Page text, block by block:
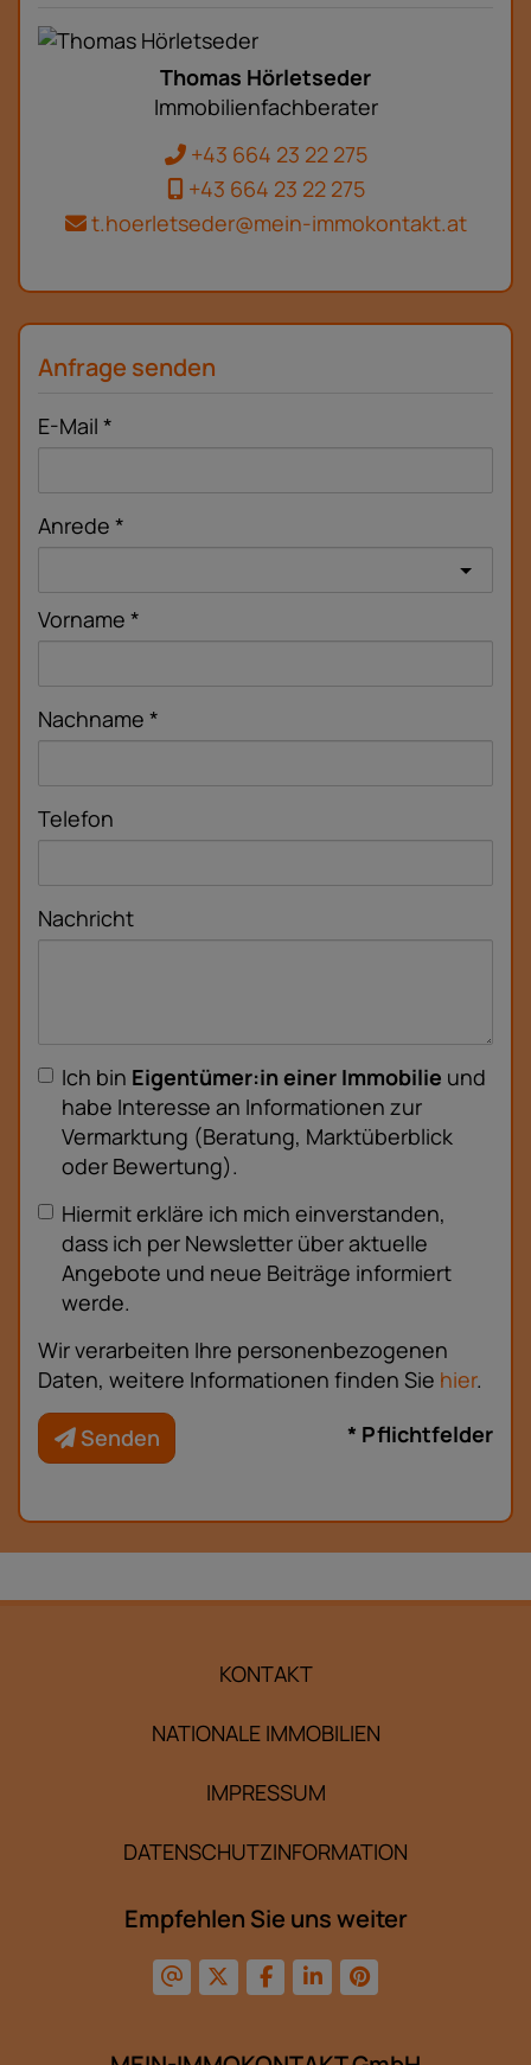
Thomas Hörletseder
Immobilienfachberater
+43 664 23 22 275
+43 664 23 22 275
t.hoerletseder@mein-immokontakt.at
Anfrage senden
E-Mail
Anrede
Vorname
Nachname
Telefon
Nachricht
Ich bin Eigentümer:in einer Immobilie und
habe Interesse an Informationen zur
Vermarktung (Beratung, Marktüberblick
oder Bewertung).
Hiermit erkläre ich mich einverstanden,
dass ich per Newsletter über aktuelle
Angebote und neue Beiträge informiert
werde.
Wir verarbeiten Ihre personenbezogenen
Daten, weitere Informationen finden Sie hier.
Senden * Pflichtfelder
KONTAKT
NATIONALE IMMOBILIEN
IMPRESSUM
DATENSCHUTZINFORMATION
Empfehlen Sie uns weiter